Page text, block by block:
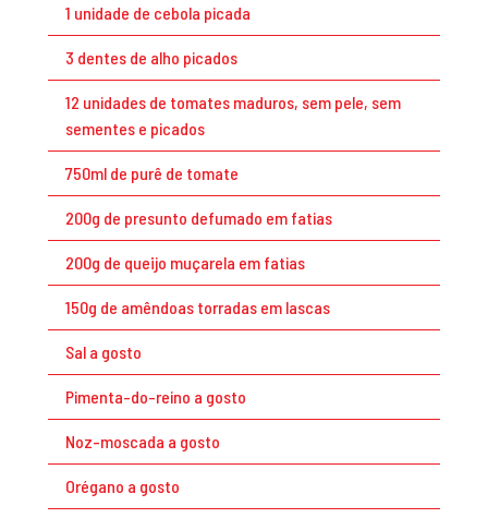
1 unidade de cebola picada
3 dentes de alho picados
12 unidades de tomates maduros, sem pele, sem
sementes e picados
750ml de purê de tomate
200g de presunto defumado em fatias
200g de queijo muçarela em fatias
150g de amêndoas torradas em lascas
Sal a gosto
Pimenta-do-reino a gosto
Noz-moscada a gosto
Orégano a gosto